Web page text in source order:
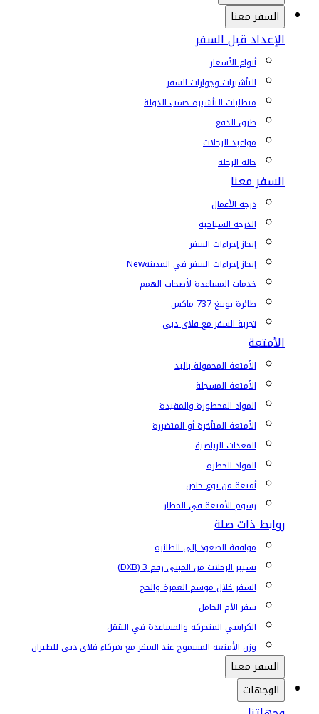
السفر معنا
الإعداد قبل السفر
أنواع الأسعار
التأشيرات وجوازات السفر
متطلبات التأشيرة حسب الدولة
طرق الدفع
مواعيد الرحلات
حالة الرحلة
السفر معنا
درجة الأعمال
الدرجة السياحية
إنجاز إجراءات السفر
إنجاز إجراءات السفر في المدينةNew
خدمات المساعدة لأصحاب الهمم
طائرة بوينغ 737 ماكس
تجربة السفر مع فلاي دبي
الأمتعة
الأمتعة المحمولة باليد
الأمتعة المسجلة
المواد المحظورة والمقيدة
الأمتعة المتأخرة أو المتضررة
المعدات الرياضية
المواد الخطرة
أمتعة من نوع خاص
رسوم الأمتعة في المطار
روابط ذات صلة
موافقة الصعود إلى الطائرة
تسيير الرحلات من المبنى رقم 3 (DXB)
السفر خلال موسم العمرة والحج
سفر الأم الحامل
الكراسي المتحركة والمساعدة في التنقل
وزن الأمتعة المسموح عند السفر مع شركاء فلاي دبي للطيران
السفر معنا
الوجهات